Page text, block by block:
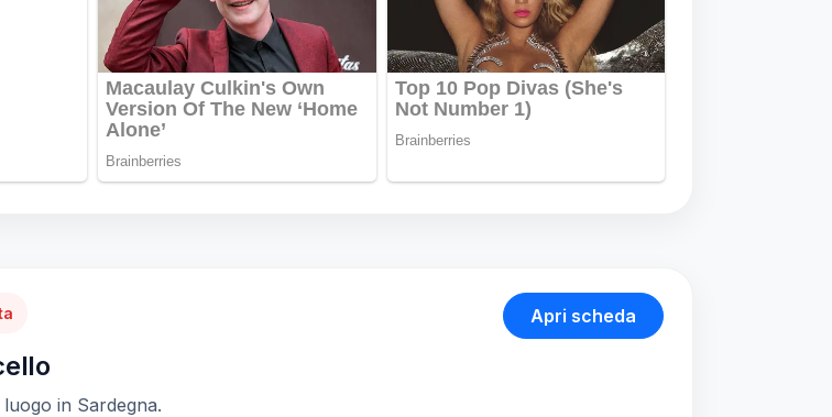
in Sardegna.
Apri scheda